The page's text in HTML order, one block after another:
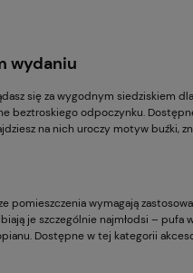
wydaniu
się za wygodnym siedziskiem
beztroskiego odpoczynku.
na nich uroczy motyw buźki,
wymagają
je szczególnie najmłodsi –
Dostępne w tej kategorii